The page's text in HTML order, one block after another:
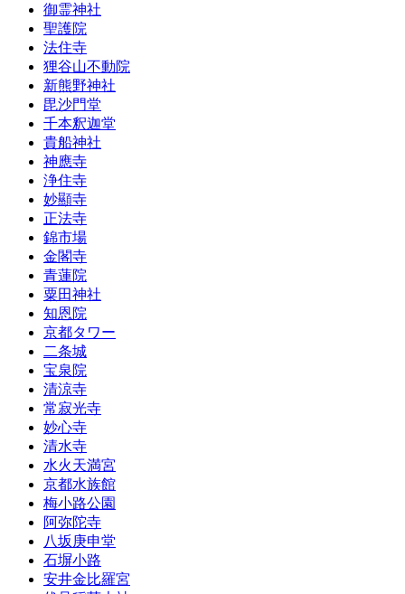
御霊神社
聖護院
法住寺
狸谷山不動院
新熊野神社
毘沙門堂
千本釈迦堂
貴船神社
神應寺
浄住寺
妙顯寺
正法寺
錦市場
金閣寺
青蓮院
粟田神社
知恩院
京都タワー
二条城
宝泉院
清涼寺
常寂光寺
妙心寺
清水寺
水火天満宮
京都水族館
梅小路公園
阿弥陀寺
八坂庚申堂
石塀小路
安井金比羅宮